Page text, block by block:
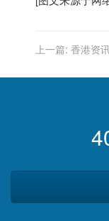
上一篇: 香港资
意有多“吃香”？